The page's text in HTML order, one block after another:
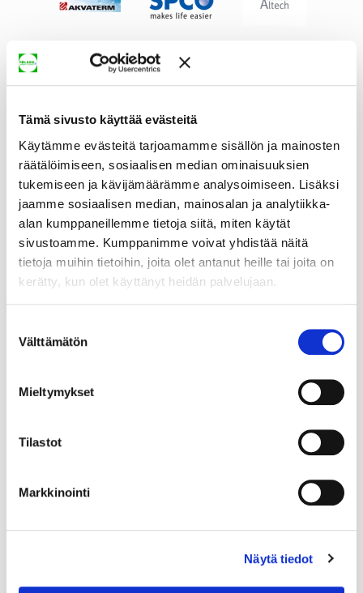
Tämä sivusto käyttää evästeitä
Käytämme evästeitä tarjoamamme sisällön ja mainosten
räätälöimiseen, sosiaalisen median ominaisuuksien
tukemiseen ja kävijämäärämme analysoimiseen. Lisäksi
jaamme sosiaalisen median, mainosalan ja analytiikka-
alan kumppaneillemme tietoja siitä, miten käytät
sivustoamme. Kumppanimme voivat yhdistää näitä
tietoja muihin tietoihin, joita olet antanut heille tai joita on
kerätty, kun olet käyttänyt heidän palvelujaan.
valinta
Välttämätön
Mieltymykset
Tilastot
Markkinointi
Näytä tiedot